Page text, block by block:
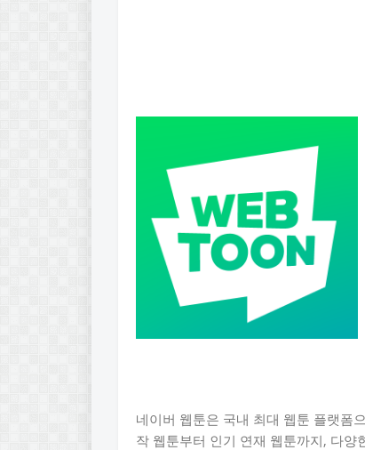
네이버 웹툰은 국내 최대 웹툰 플랫폼
작 웹툰부터 인기 연재 웹툰까지, 다